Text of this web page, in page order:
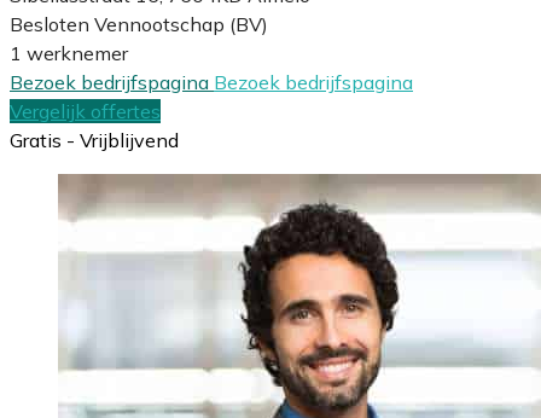
Besloten Vennootschap (BV)
1 werknemer
Bezoek bedrijfspagina Bezoek bedrijfspagina
Vergelijk offertes
Gratis - Vrijblijvend